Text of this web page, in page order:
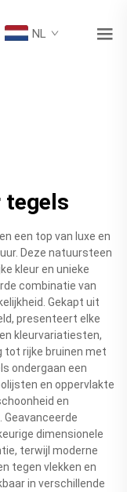
NL
tegels
een top van luxe en
Deze natuursteen
kleur en unieke
combinatie van
Gekapt uit
presenteert elke
kleurvariatiesten,
tot rijke bruinen met
ondergaan een
en oppervlakte
en
dimensionele
terwijl moderne
tegen vlekken en
in verschillende